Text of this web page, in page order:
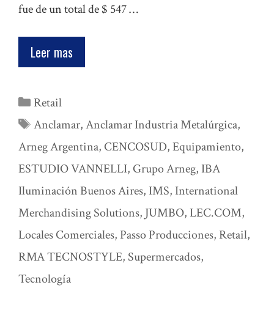
fue de un total de $ 547 …
Leer mas
Categorías
Retail
Etiquetas
Anclamar,Anclamar Industria Metalúrgica,
Arneg Argentina, CENCOSUD,Equipamiento,
ESTUDIO VANNELLI, Grupo Arneg, IBA
Iluminación Buenos Aires, IMS, International
Merchandising Solutions, JUMBO,LEC.COM,
Locales Comerciales, Passo Producciones, Retail,
RMA TECNOSTYLE, Supermercados,
Tecnología